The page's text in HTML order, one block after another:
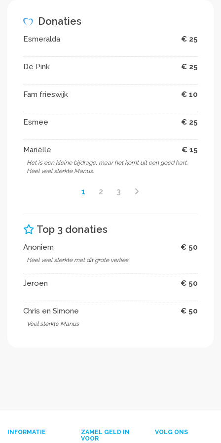
verlies met veel verdriet en ongeloof . Dat juist een
moet overkomen . Dus alle hulp is welkom . Mvgr
Donaties
Esmeralda € 25
De Pink € 25
Fam frieswijk € 10
Esmee € 25
Mariëlle € 15
Het is een kleine bijdrage, maar het komt uit een goed hart.
Heel veel sterkte Manus.
1 2 3
Top 3 donaties
Anoniem € 50
Heel veel sterkte met dit grote verlies.
Jeroen € 50
Chris en Simone € 50
Veel sterkte Manus
INFORMATIE
ZAMEL GELD IN
VOOR
VOLG ONS